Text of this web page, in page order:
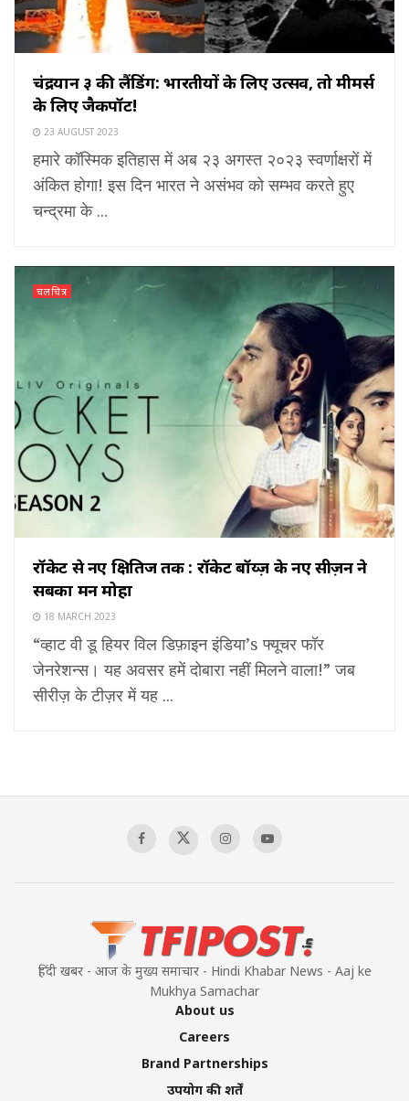
चंद्रयान ३ की लैंडिंग: भारतीयों के लिए उत्सव, तो मीमर्स
के लिए जैकपॉट!
23 AUGUST 2023
हमारे कॉस्मिक इतिहास में अब २३ अगस्त २०२३ स्वर्णाक्षरों में
अंकित होगा! इस दिन भारत ने असंभव को सम्भव करते हुए
चन्द्रमा के ...
चलचित्र
रॉकेट से नए क्षितिज तक : रॉकेट बॉय्ज़ के नए सीज़न ने
सबका मन मोहा
18 MARCH 2023
“व्हाट वी डू हियर विल डिफ़ाइन इंडिया’s फ्यूचर फॉर
जेनरेशन्स। यह अवसर हमें दोबारा नहीं मिलने वाला!” जब
सीरीज़ के टीज़र में यह ...
हिंदी खबर - आज के मुख्य समाचार - Hindi Khabar News - Aaj ke
Mukhya Samachar
About us
Careers
Brand Partnerships
उपयोग की शर्तें